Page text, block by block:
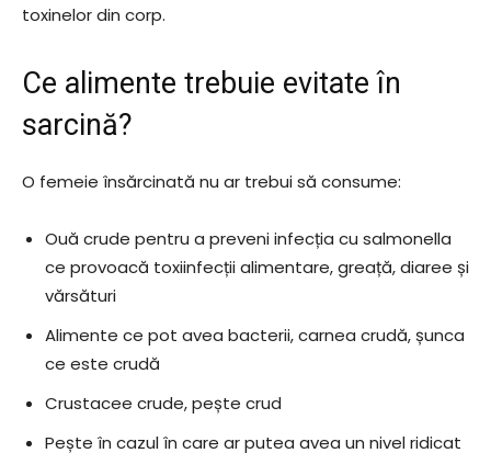
toxinelor din corp.
Ce alimente trebuie evitate în
sarcină?
O femeie însărcinată nu ar trebui să consume:
Ouă crude pentru a preveni infecția cu salmonella
ce provoacă toxiinfecții alimentare, greață, diaree și
vărsături
Alimente ce pot avea bacterii, carnea crudă, șunca
ce este crudă
Crustacee crude, pește crud
Pește în cazul în care ar putea avea un nivel ridicat